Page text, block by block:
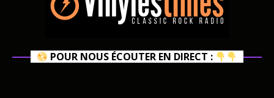
POUR NOUS ÉCOUTER EN DIRECT :